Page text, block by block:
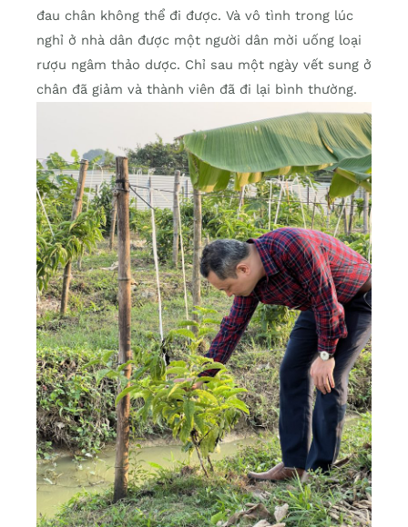
đau chân không thể đi được. Và vô tình trong lúc
nghỉ ở nhà dân được một người dân mời uống loại
rượu ngâm thảo dược. Chỉ sau một ngày vết sung ở
chân đã giảm và thành viên đã đi lại bình thường.